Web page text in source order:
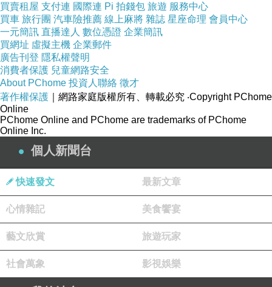
甜美味，絕對令你難忘！
宅配100%蠶絲面料，手感輕柔細滑，親膚舒
適，經典剪裁、精細作工，共七種顏色可選，時
怏痊蠾n穿搭
百搭必備。混色針織垂墜罩衫 53089_8514
優雅小姐。知性高腰短褲 52192_6624
宅配鮮料滿載、史上最「蝦」！片片金黃酥脆、
彈Q有勁，鮮嫩的頂級口感，每一口都是滿足的
幸福滋味！
買賣租屋 支付連 國際連 Pi 拍錢包 旅遊 服務中心
買車 旅行團 汽車險推薦 線上麻將 雜誌 星座命理 會員中心
一元簡訊 直播達人 數位憑證 企業簡訊
買網址 虛擬主機 企業郵件
廣告刊登 隱私權聲明
消費者保護 兒童網路安全
About PChome 投資人聯絡 徵才
著作權保護 ｜網路家庭版權所有、轉載必究 ‧Copyright PChome
Online
PChome Online and PChome are trademarks of PChome
Online Inc.
個人新聞台
快速發文 最新文章
心情雜記 美食饗宴
藝文欣賞 旅遊玩家
社會萬象 影視娛樂